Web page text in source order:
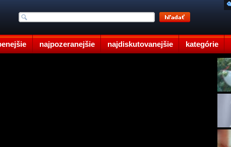
najpozeranejšie najdiskutovanejšie kategórie